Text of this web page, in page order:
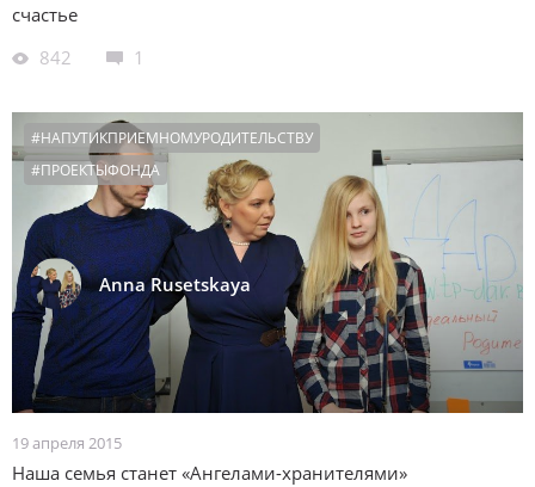
счастье
842
1
Anna Rusetskaya
#НАПУТИКПРИЕМНОМУРОДИТЕЛЬСТВУ
#ПРОЕКТЫФОНДА
19 апреля 2015
Наша семья станет «Ангелами-хранителями»